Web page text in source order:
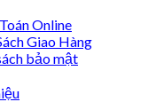
Online
Giao Hàng
bảo mật